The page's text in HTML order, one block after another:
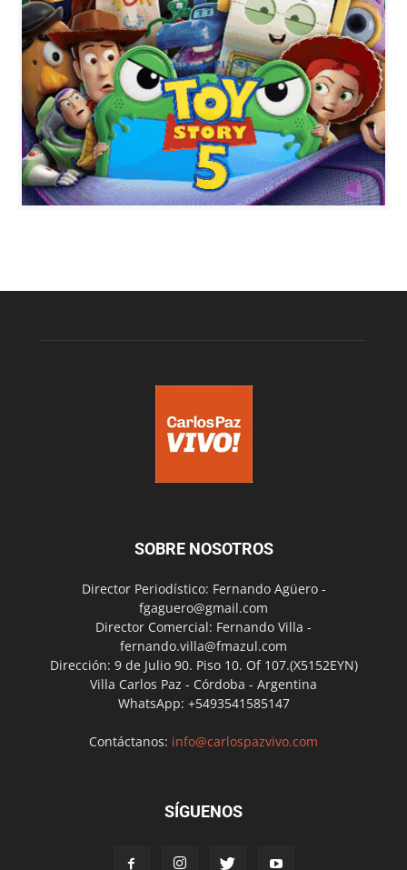
SOBRE NOSOTROS
Director Periodístico: Fernando Agüero -
fgaguero@gmail.com
Director Comercial: Fernando Villa -
fernando.villa@fmazul.com
Dirección: 9 de Julio 90. Piso 10. Of 107.(X5152EYN)
Villa Carlos Paz - Córdoba - Argentina
WhatsApp: +5493541585147
Contáctanos: info@carlospazvivo.com
SÍGUENOS